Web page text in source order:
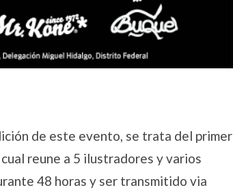
de este evento, se trata del primer
reune a 5 ilustradores y varios
48 horas y ser transmitido via